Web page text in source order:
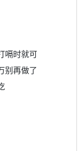
嗝时就可
别再做了